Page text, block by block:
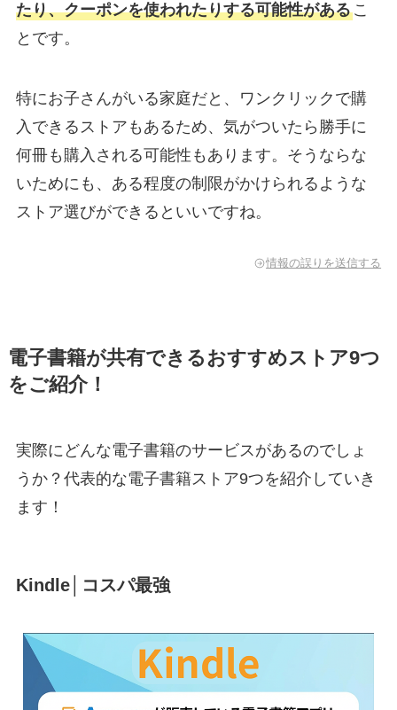
たり、クーポンを使われたりする可能性があるこ
とです。
特にお子さんがいる家庭だと、ワンクリックで購
入できるストアもあるため、気がついたら勝手に
何冊も購入される可能性もあります。そうならな
いためにも、ある程度の制限がかけられるような
ストア選びができるといいですね。
情報の誤りを送信する
電子書籍が共有できるおすすめストア9つ
をご紹介！
実際にどんな電子書籍のサービスがあるのでしょ
うか？代表的な電子書籍ストア9つを紹介していき
ます！
Kindle│コスパ最強